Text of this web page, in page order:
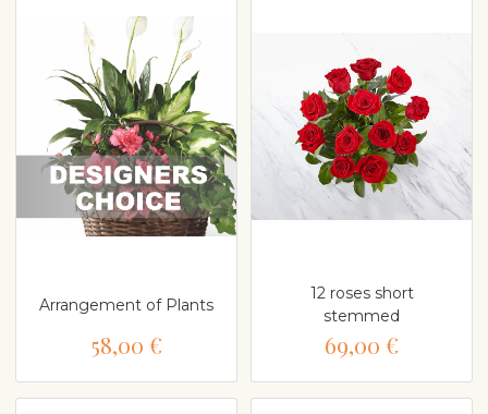
Arrangement of Plants
58,00 €
12 roses short
stemmed
69,00 €